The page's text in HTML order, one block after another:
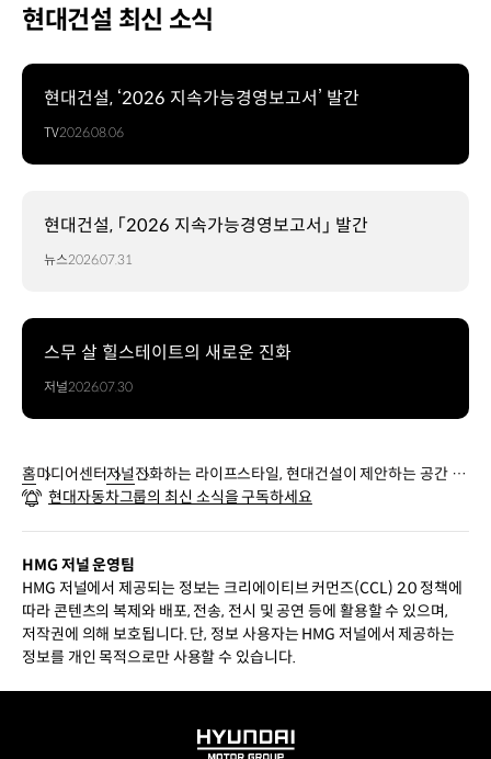
현대건설 최신 소식
현대건설, ‘2026 지속가능경영보고서’ 발간
TV2026.08.06
현대건설, 「2026 지속가능경영보고서」 발간
뉴스2026.07.31
스무 살 힐스테이트의 새로운 진화
저널2026.07.30
홈미디어센터저널진화하는 라이프스타일, 현대건설이 제안하는 공간 솔
루션
현대자동차그룹의 최신 소식을 구독하세요
HMG 저널 운영팀
HMG 저널에서 제공되는 정보는 크리에이티브 커먼즈(CCL) 2.0 정책에
따라 콘텐츠의 복제와 배포, 전송, 전시 및 공연 등에 활용할 수 있으며,
저작권에 의해 보호됩니다. 단, 정보 사용자는 HMG 저널에서 제공하는
정보를 개인 목적으로만 사용할 수 있습니다.